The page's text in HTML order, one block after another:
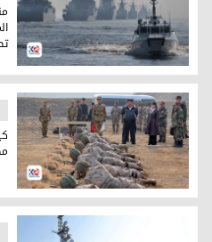
مناورات مشتركة للفيليبين
كيم يشرف على تدريبات